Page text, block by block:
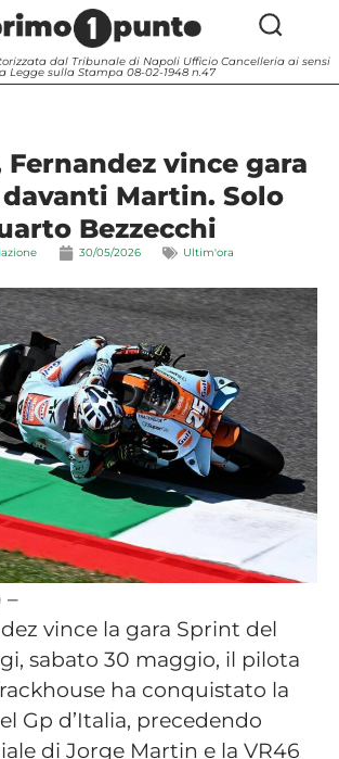
dal Tribunale di Napoli Ufficio Cancelleria ai sensi
Legge sulla Stampa 08-02-1948 n.47
Fernandez vince gara
Martin. Solo
Bezzecchi
30/05/2026 Ultim'ora
–
vince la gara Sprint del
sabato 30 maggio, il pilota
ha conquistato la
Gp d’Italia, precedendo
di Jorge Martin e la VR46